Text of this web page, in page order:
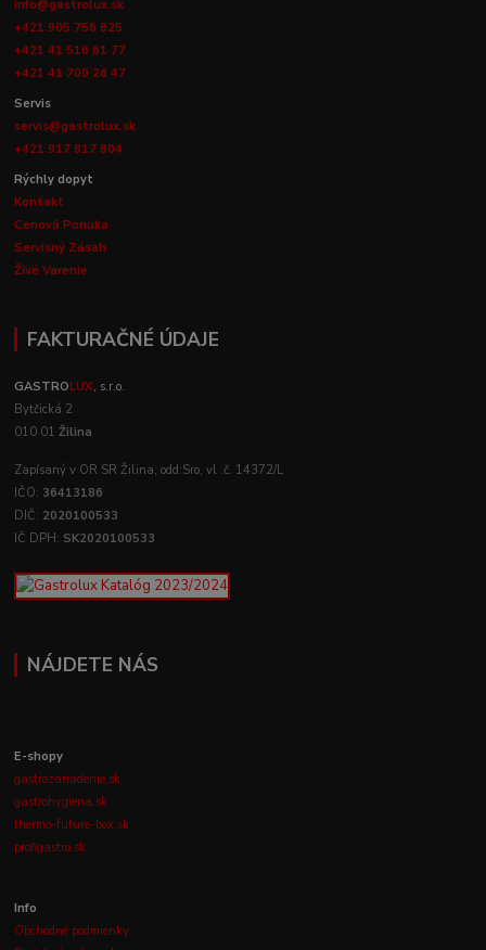
info@gastrolux.sk
+421 905 756 825
+421 41 516 61 77
+421 41 700 26 47
Servis
servis@gastrolux.sk
+421 917 817 804
Rýchly dopyt
Kontakt
Cenová Ponuka
Servisný Zásah
Živé Varenie
FAKTURAČNÉ ÚDAJE
GASTROLUX, s.r.o.
Bytčická 2
010 01Žilina
Zapísaný v OR SR Žilina, odd:Sro, vl .č. 14372/L
IČO: 36413186
DIČ: 2020100533
IČ DPH: SK2020100533
NÁJDETE NÁS
E-shopy
gastrozariadenie.sk
gastrohygiena.sk
thermo-future-box.sk
profigastro.sk
Info
Obchodné podmienky